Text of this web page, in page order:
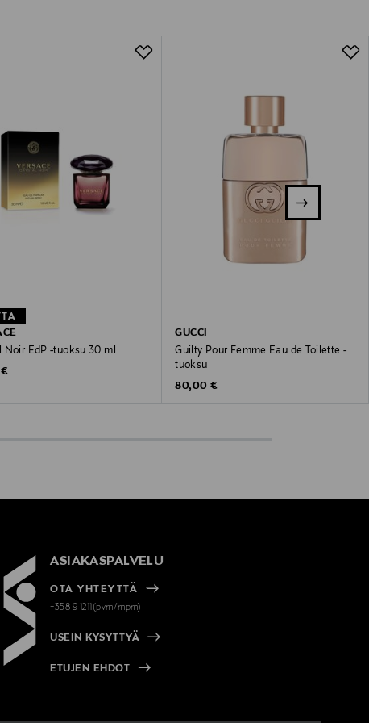
Noir EdP -tuoksu 30 ml
Price
GUCCI
Guilty Pour Femme Eau de Toilette -
tuoksu
Original Price
80,00 €
ASIAKASPALVELU
OTA YHTEYTTÄ
+358 9 1211(pvm/mpm)
USEIN KYSYTTYÄ
ETUJEN EHDOT